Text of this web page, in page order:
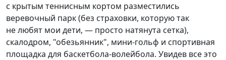
с крытым теннисным кортом разместились
веревочный парк (без страховки, которую так
не любят мои дети, — просто натянута сетка),
скалодром, "обезьянник", мини-гольф и спортивная
площадка для баскетбола-волейбола. Увидев все это